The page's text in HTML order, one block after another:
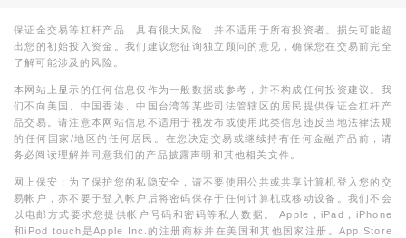
保证金交易等杠杆产品，具有很大风险，并不适用于所有投资者。损失可能超
出您的初始投入资金。我们建议您征询独立顾问的意见，确保您在交易前完全
了解可能涉及的风险。
本网站上显示的任何信息仅作为一般数据或参考，并不构成任何投资建议。我
们不向美国、中国香港、中国台湾等某些司法管辖区的居民提供保证金杠杆产
品交易。请注意本网站信息不适用于视发布或使用此类信息违反当地法律法规
的任何国家/地区的任何居民。在您决定交易或继续持有任何金融产品前，请
务必阅读理解并同意我们的产品披露声明和其他相关文件。
网上保安：为了保护您的私隐安全，请不要使用公共或共享计算机登入您的交
易帐户，亦不要于登入帐户后将密码保存于任何计算机或移动设备。我们不会
以电邮方式要求您提供帐户号码和密码等私人数据。 Apple，iPad，iPhone
和iPod touch是Apple Inc.的注册商标并在美国和其他国家注册。App Store